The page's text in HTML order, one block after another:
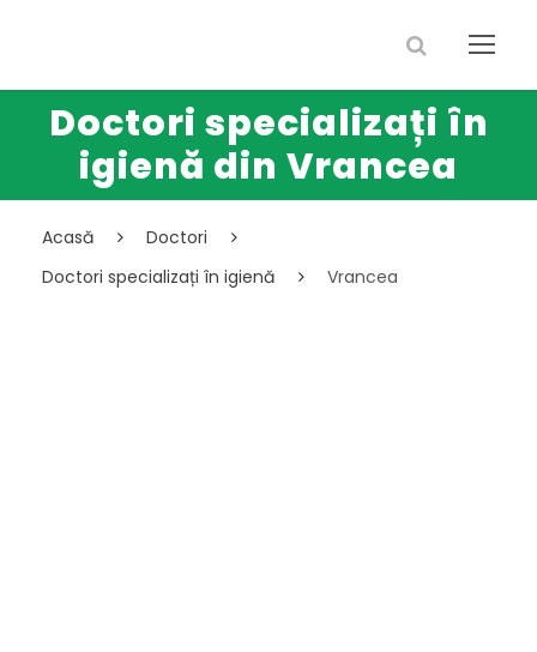
Doctori specializați în
igienă din Vrancea
Acasă
Doctori
Doctori specializați în igienă
Vrancea